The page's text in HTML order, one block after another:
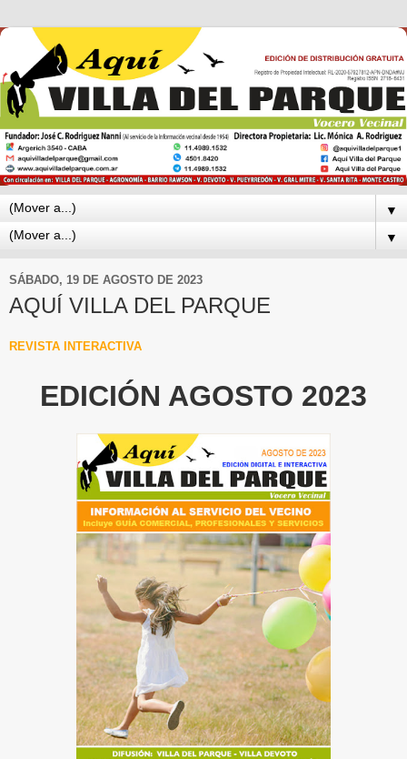
▼
▼
SÁBADO, 19 DE AGOSTO DE 2023
AQUÍ VILLA DEL PARQUE
REVISTA INTERACTIVA
EDICIÓN AGOSTO 2023